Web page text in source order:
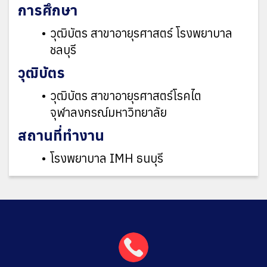
การศึกษา
วุฒิบัตร สาขาอายุรศาสตร์ โรงพยาบาล
ชลบุรี
วุฒิบัตร
วุฒิบัตร สาขาอายุรศาสตร์โรคไต
จุฬาลงกรณ์มหาวิทยาลัย
สถานที่ทำงาน
โรงพยาบาล IMH ธนบุรี